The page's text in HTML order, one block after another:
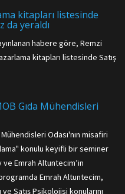
kitapları listesinde
da yeraldı
habere göre, Remzi
kitapları listesinde Satış
Gıda Mühendisleri
Odası'nın misafiri
konulu keyifli bir seminer
Emrah Altuntecim’in
Emrah Altuntecim,
Satış Psikolojisi konularını